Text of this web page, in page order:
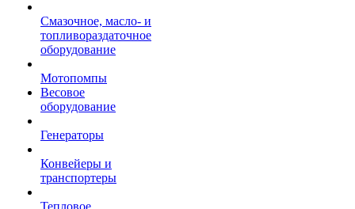
Смазочное, масло- и
топливораздаточное
оборудование
Мотопомпы
Весовое
оборудование
Генераторы
Конвейеры и
транспортеры
Тепловое